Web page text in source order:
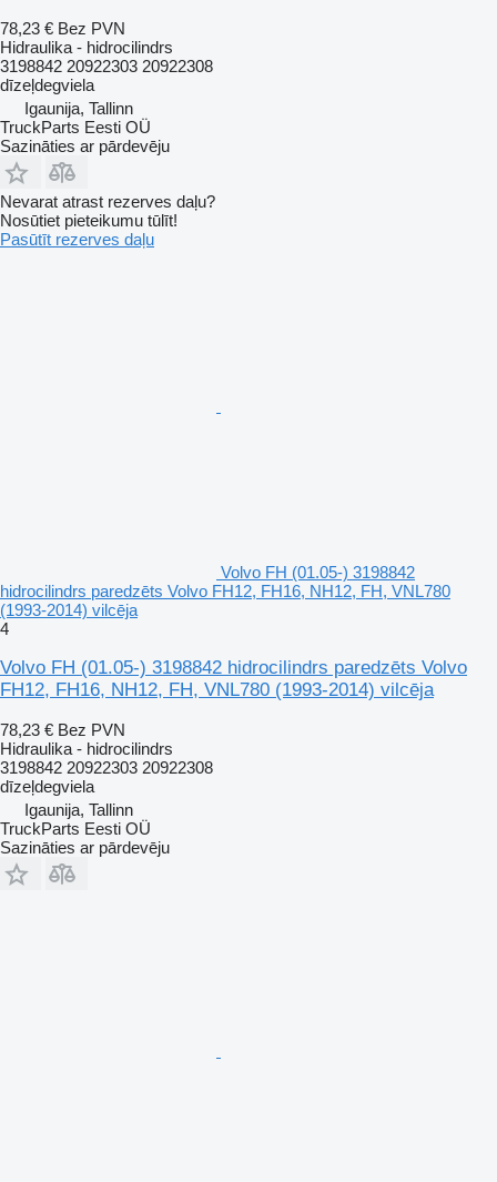
78,23 € Bez PVN
Hidraulika - hidrocilindrs
3198842 20922303 20922308
dīzeļdegviela
Igaunija, Tallinn
TruckParts Eesti OÜ
Sazināties ar pārdevēju
Nevarat atrast rezerves daļu?
Nosūtiet pieteikumu tūlīt!
Pasūtīt rezerves daļu
Volvo FH (01.05-) 3198842
hidrocilindrs paredzēts Volvo FH12, FH16, NH12, FH, VNL780
(1993-2014) vilcēja
4
Volvo FH (01.05-) 3198842 hidrocilindrs paredzēts Volvo
FH12, FH16, NH12, FH, VNL780 (1993-2014) vilcēja
78,23 € Bez PVN
Hidraulika - hidrocilindrs
3198842 20922303 20922308
dīzeļdegviela
Igaunija, Tallinn
TruckParts Eesti OÜ
Sazināties ar pārdevēju